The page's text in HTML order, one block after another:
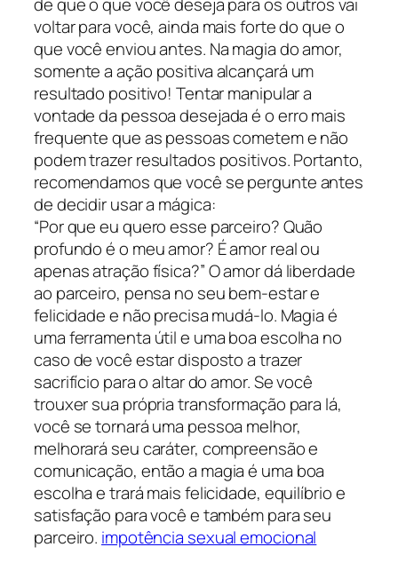
voltar para você, ainda mais forte do que o
que você enviou antes. Na magia do amor,
somente a ação positiva alcançará um
resultado positivo! Tentar manipular a
vontade da pessoa desejada é o erro mais
frequente que as pessoas cometem e não
podem trazer resultados positivos. Portanto,
recomendamos que você se pergunte antes
de decidir usar a mágica:
“Por que eu quero esse parceiro? Quão
profundo é o meu amor? É amor real ou
apenas atração física?” O amor dá liberdade
ao parceiro, pensa no seu bem-estar e
felicidade e não precisa mudá-lo. Magia é
uma ferramenta útil e uma boa escolha no
caso de você estar disposto a trazer
sacrifício para o altar do amor. Se você
trouxer sua própria transformação para lá,
você se tornará uma pessoa melhor,
melhorará seu caráter, compreensão e
comunicação, então a magia é uma boa
escolha e trará mais felicidade, equilíbrio e
satisfação para você e também para seu
parceiro. impotência sexual emocional